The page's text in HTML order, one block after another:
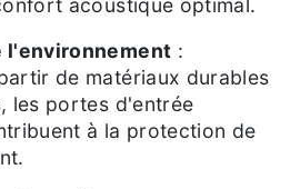
acoustique optimal.
l'environnement :
de matériaux durables
les portes d'entrée
à la protection de